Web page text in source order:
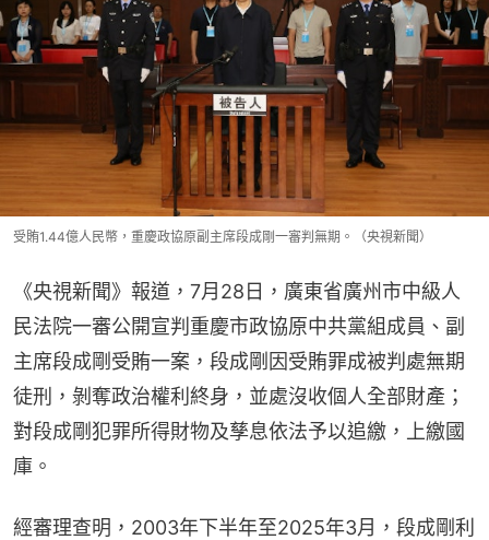
受賄1.44億人民幣，重慶政協原副主席段成剛一審判無期。（央視新聞）
《央視新聞》報道，7月28日，廣東省廣州市中級人
民法院一審公開宣判重慶市政協原中共黨組成員、副
主席段成剛受賄一案，段成剛因受賄罪成被判處無期
徒刑，剝奪政治權利終身，並處沒收個人全部財產；
對段成剛犯罪所得財物及孳息依法予以追繳，上繳國
庫。
經審理查明，2003年下半年至2025年3月，段成剛利